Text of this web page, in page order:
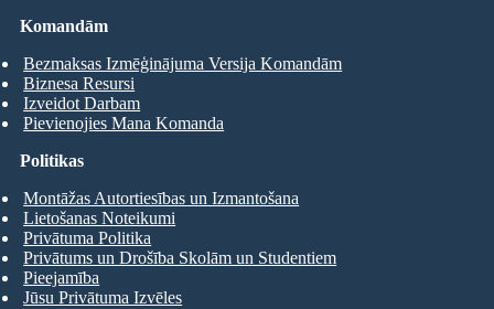
Komandām
Bezmaksas Izmēģinājuma Versija Komandām
Biznesa Resursi
Izveidot Darbam
Pievienojies Mana Komanda
Politikas
Montāžas Autortiesības un Izmantošana
Lietošanas Noteikumi
Privātuma Politika
Privātums un Drošība Skolām un Studentiem
Pieejamība
Jūsu Privātuma Izvēles